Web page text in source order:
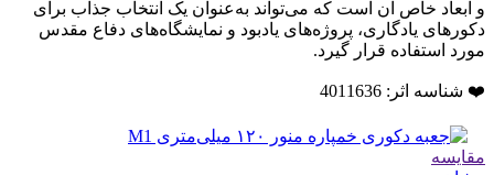
و ابعاد خاص آن است که می‌تواند به‌عنوان یک انتخاب جذاب برای
دکورهای یادگاری، پروژه‌های یادبود و نمایشگاه‌های دفاع مقدس
مورد استفاده قرار گیرد.
❤️ شناسه اثر: 4011636
مقایسه